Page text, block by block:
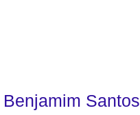
Santos